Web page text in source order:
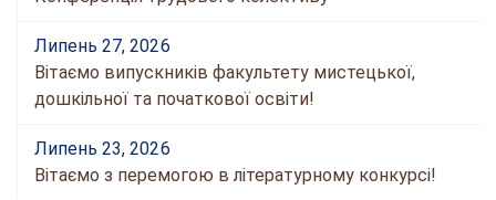
Липень 27, 2026
Вітаємо випускників факультету мистецької,
дошкільної та початкової освіти!
Липень 23, 2026
Вітаємо з перемогою в літературному конкурсі!